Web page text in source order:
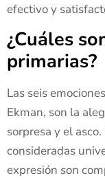
efectivo y
¿Cuáles
primarias?
Las seis
Ekman, son la
sorpresa y el
consideradas
expresión son